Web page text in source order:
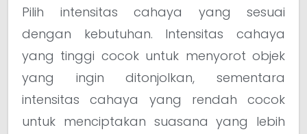
Pilih intensitas cahaya yang sesuai
dengan kebutuhan. Intensitas cahaya
yang tinggi cocok untuk menyorot objek
yang ingin ditonjolkan, sementara
intensitas cahaya yang rendah cocok
untuk menciptakan suasana yang lebih